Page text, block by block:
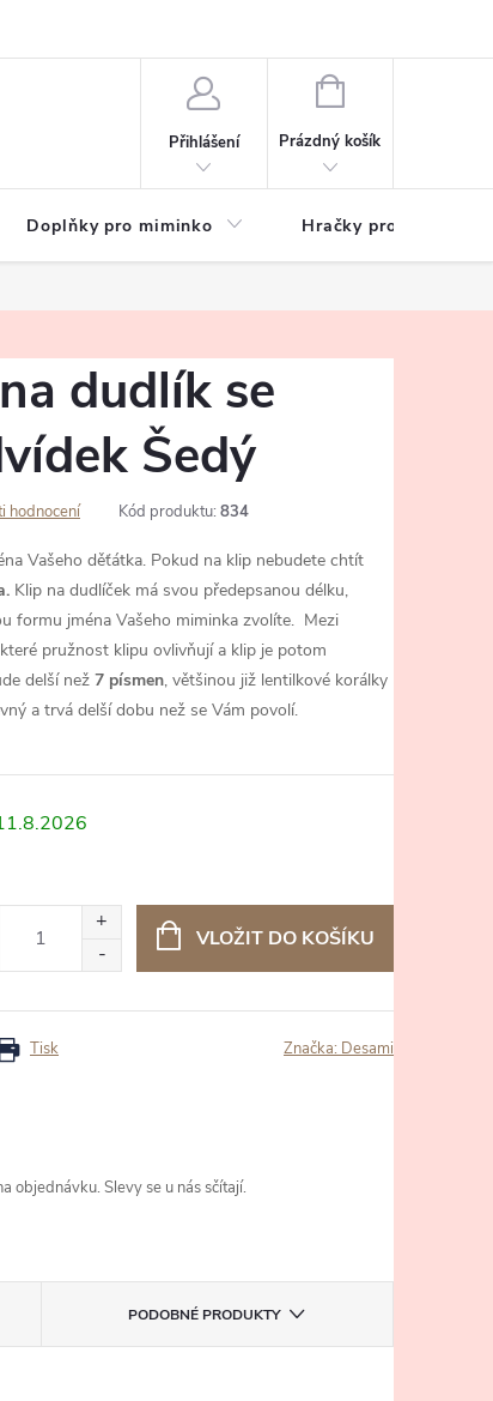
Přihlášení
NÁKUPNÍ
Prázdný košík
Doplňky pro miminko Hračky pro děti
dudlík se
Šedý
hodnocení Kód produktu: 834
Vašeho děťátka. Pokud na klip nebudete chtít
Klip na dudlíček má svou předepsanou délku,
formu jména Vašeho miminka zvolíte. Mezi
pružnost klipu ovlivňují a klip je potom
delší než 7 písmen, většinou již lentilkové korálky
a trvá delší dobu než se Vám povolí.
VLOŽIT DO KOŠÍKU
Tisk Značka: Desami
objednávku. Slevy se u nás sčítají.
PODOBNÉ PRODUKTY